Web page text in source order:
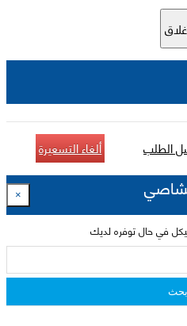
الطلب ألغاء التسعيرة
×
في حال توفره لديك
بحث